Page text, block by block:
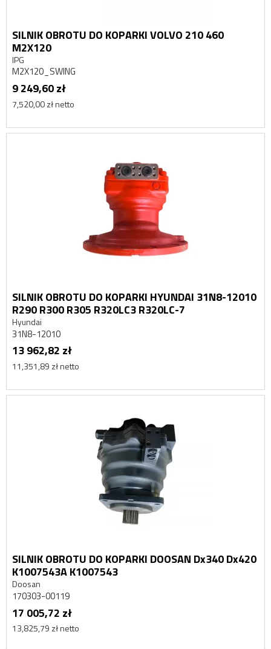
SILNIK OBROTU DO KOPARKI VOLVO 210 460
M2X120
IPG
M2X120_SWING
9 249,60 zł
7,520,00 zł netto
SILNIK OBROTU DO KOPARKI HYUNDAI 31N8-12010
R290 R300 R305 R320LC3 R320LC-7
Hyundai
31N8-12010
13 962,82 zł
11,351,89 zł netto
SILNIK OBROTU DO KOPARKI DOOSAN Dx340 Dx420
K1007543A K1007543
Doosan
170303-00119
17 005,72 zł
13,825,79 zł netto